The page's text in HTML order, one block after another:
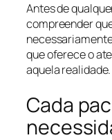
Antes de
compreender
que oferece o
aquela realidade.
Cada